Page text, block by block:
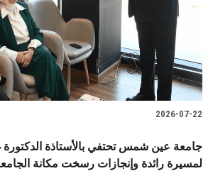
2026-07-22
جامعة عين شمس تحتفي بالأستاذة الدكتورة
لمسيرة رائدة وإنجازات رسخت مكانة